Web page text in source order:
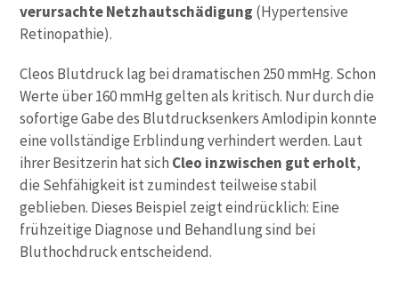
verursachte Netzhautschädigung (Hypertensive
Retinopathie).
Cleos Blutdruck lag bei dramatischen 250 mmHg. Schon
Werte über 160 mmHg gelten als kritisch. Nur durch die
sofortige Gabe des Blutdrucksenkers Amlodipin konnte
eine vollständige Erblindung verhindert werden. Laut
ihrer Besitzerin hat sich Cleo inzwischen gut erholt,
die Sehfähigkeit ist zumindest teilweise stabil
geblieben. Dieses Beispiel zeigt eindrücklich: Eine
frühzeitige Diagnose und Behandlung sind bei
Bluthochdruck entscheidend.